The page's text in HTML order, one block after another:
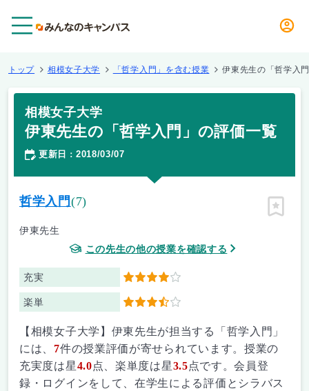
トップ 相模女子大学 「哲学入門」を含む授業 伊東先生の「哲学入
相模女子大学
伊東先生の「哲学入門」の評価一覧
更新日 ： 2018/03/07
哲学入門 (7)
伊東先生
この先生の他の授業を確認する
充実 4
楽単 3.5
ピン留
【相模女子大学】伊東先生が担当する「哲学入門」
には、 7件の授業評価が寄せられています。授業の
充実度は星4.0点、楽単度は星3.5点です。会員登
録・ログインをして、在学生による評価とシラバス